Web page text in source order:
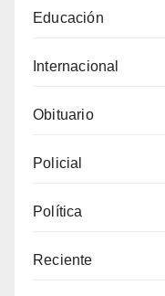
Educación
Internacional
Obituario
Policial
Política
Reciente